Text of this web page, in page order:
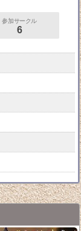
参加サークル
6